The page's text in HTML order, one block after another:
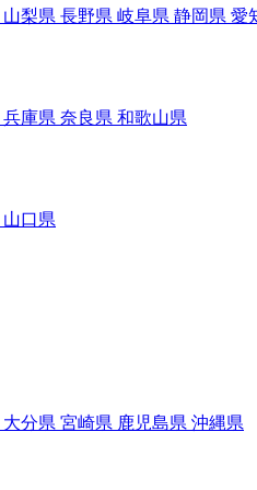
山梨県 長野県 岐阜県 静岡県 愛
兵庫県 奈良県 和歌山県
山口県
大分県 宮崎県 鹿児島県 沖縄県